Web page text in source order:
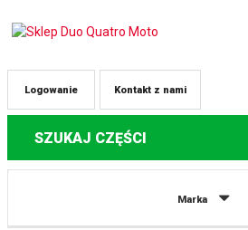
Kontakt z nami
Logowanie
SZUKAJ CZĘŚCI
Marka
Części do quadów Polaris